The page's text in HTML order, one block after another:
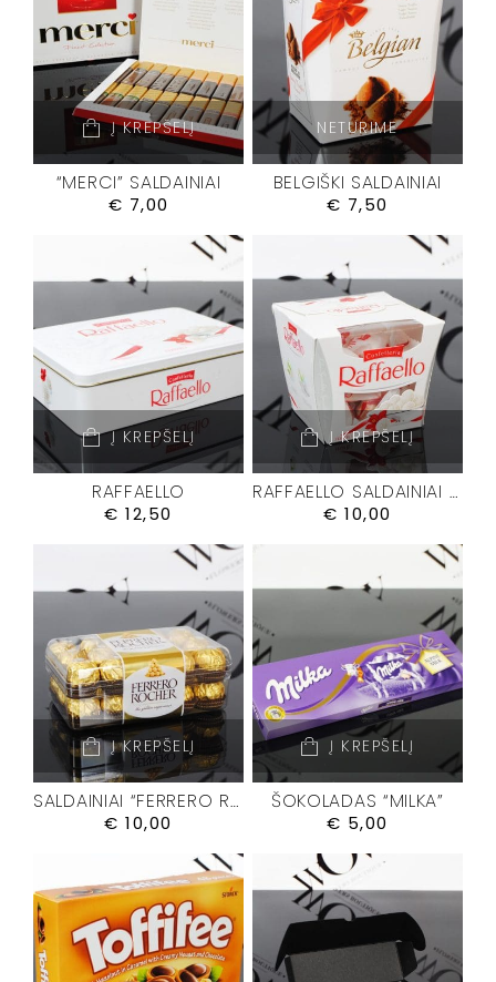
Į KREPŠELĮ
“MERCI” SALDAINIAI
€ 7,00
NETURIME
BELGIŠKI SALDAINIAI
€ 7,50
Į KREPŠELĮ
RAFFAELLO
€ 12,50
Į KREPŠELĮ
RAFFAELLO SALDAINIAI M
€ 10,00
Į KREPŠELĮ
SALDAINIAI “FERRERO ROCHER”
€ 10,00
Į KREPŠELĮ
ŠOKOLADAS “MILKA”
€ 5,00